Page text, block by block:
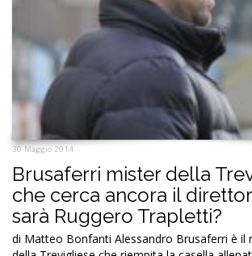
30 Maggio 2014
Brusaferri mister della
che cerca ancora il
sarà Ruggero Trapletti?
di Matteo Bonfanti Alessandro Brusaferri è il